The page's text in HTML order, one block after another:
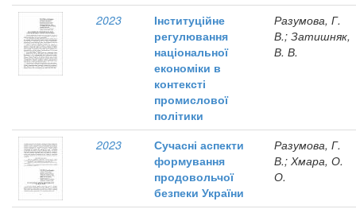
2023
Інституційне
регулювання
національної
економіки в
контексті
промислової
політики
Разумова, Г.
В.; Затишняк,
В. В.
2023
Сучасні аспекти
формування
продовольчої
безпеки України
Разумова, Г.
В.; Хмара, О.
О.